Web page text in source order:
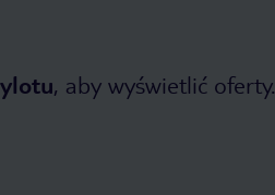
, aby wyświetlić oferty.